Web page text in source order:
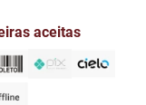
aceitas